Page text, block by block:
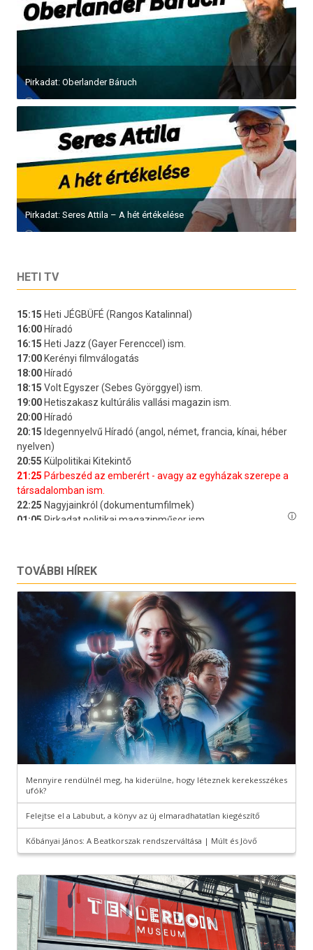
Pirkadat: Oberlander Báruch
Pirkadat: Seres Attila – A hét értékelése
HETI TV
TOVÁBBI HÍREK